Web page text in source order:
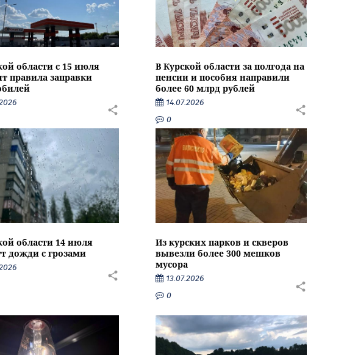
области с 15 июля
правила заправки
В Курской области за полгода на
пенсии и пособия направили
более 60 млрд рублей
14.07.2026
0
области 14 июля
дожди с грозами
Из курских парков и скверов
вывезли более 300 мешков
мусора
13.07.2026
0